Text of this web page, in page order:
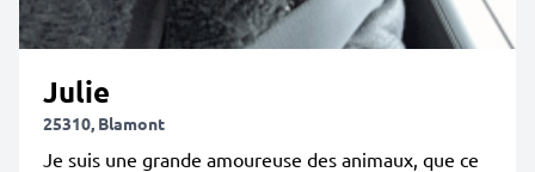
Julie
25310, Blamont
Je suis une grande amoureuse des animaux, que ce